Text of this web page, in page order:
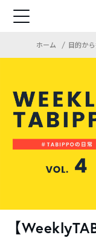
ホーム 目的か
【